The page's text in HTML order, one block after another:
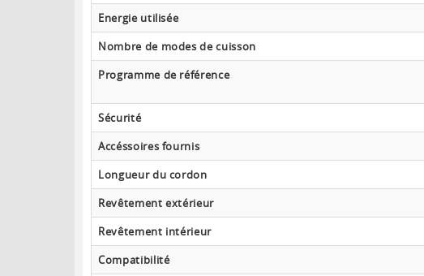
Energie utilisée
Nombre de modes de cuisson
Programme de référence
Sécurité
Accéssoires fournis
Longueur du cordon
Revêtement extérieur
Revêtement intérieur
Compatibilité